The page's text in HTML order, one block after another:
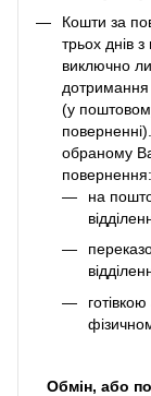
Кошти за
трьох днів
виключно
дотримання
(у
обраному
повернення:
на
Обмін, або